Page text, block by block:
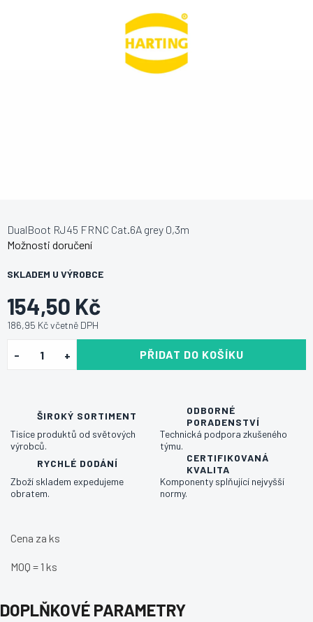
154,50 Kč
186,95 Kč včetně DPH
SKLADEM U VÝROBCE
Možnosti doručení
PŘIDAT DO KOŠÍKU
DualBoot RJ45 FRNC Cat.6A grey 0,3m
ŠIROKÝ SORTIMENT
Tisíce produktů od světových
výrobců.
ODBORNÉ
PORADENSTVÍ
Technická podpora zkušeného
týmu.
RYCHLÉ DODÁNÍ
Zboží skladem expedujeme
obratem.
CERTIFIKOVANÁ
KVALITA
Komponenty splňující nejvyšší
normy.
Cena za ks
MOQ = 1 ks
DOPLŇKOVÉ PARAMETRY